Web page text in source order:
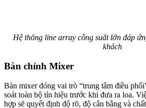
Hệ thống line array công suất lớn đáp
khách
Bàn chỉnh Mixer
Bàn mixer đóng vai trò “trung tâm điều
soát toàn bộ tín hiệu trước khi đưa ra loa.
hợp sẽ quyết định độ rõ, độ cân bằng và